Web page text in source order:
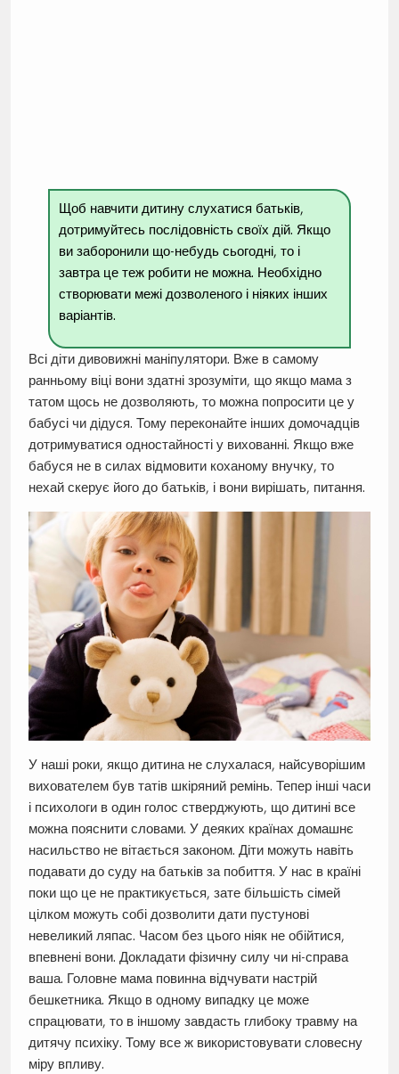
Щоб навчити дитину слухатися батьків,
дотримуйтесь послідовність своїх дій. Якщо
ви заборонили що-небудь сьогодні, то і
завтра це теж робити не можна. Необхідно
створювати межі дозволеного і ніяких інших
варіантів.
Всі діти дивовижні маніпулятори. Вже в самому
ранньому віці вони здатні зрозуміти, що якщо мама з
татом щось не дозволяють, то можна попросити це у
бабусі чи дідуся. Тому переконайте інших домочадців
дотримуватися одностайності у вихованні. Якщо вже
бабуся не в силах відмовити коханому внучку, то
нехай скерує його до батьків, і вони вирішать, питання.
У наші роки, якщо дитина не слухалася, найсуворішим
вихователем був татів шкіряний ремінь. Тепер інші часи
і психологи в один голос стверджують, що дитині все
можна пояснити словами. У деяких країнах домашнє
насильство не вітається законом. Діти можуть навіть
подавати до суду на батьків за побиття. У нас в країні
поки що це не практикується, зате більшість сімей
цілком можуть собі дозволити дати пустунові
невеликий ляпас. Часом без цього ніяк не обійтися,
впевнені вони. Докладати фізичну силу чи ні-справа
ваша. Головне мама повинна відчувати настрій
бешкетника. Якщо в одному випадку це може
спрацювати, то в іншому завдасть глибоку травму на
дитячу психіку. Тому все ж використовувати словесну
міру впливу.